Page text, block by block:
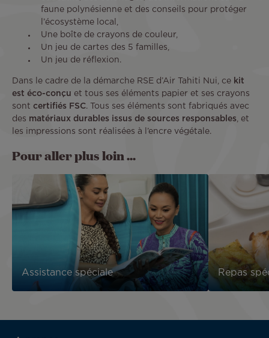
faune polynésienne et des conseils pour protéger
l’écosystème local,
Une boîte de crayons de couleur,
Un jeu de cartes des 5 familles,
Un jeu de réflexion.
Dans le cadre de la démarche RSE d’Air Tahiti Nui, ce kit
est éco-conçu et tous ses éléments papier et ses crayons
sont certifiés FSC. Tous ses éléments sont fabriqués avec
des matériaux durables issus de sources responsables , et
les impressions sont réalisées à l’encre végétale.
Pour aller plus loin ...
Assistance spéciale Repas